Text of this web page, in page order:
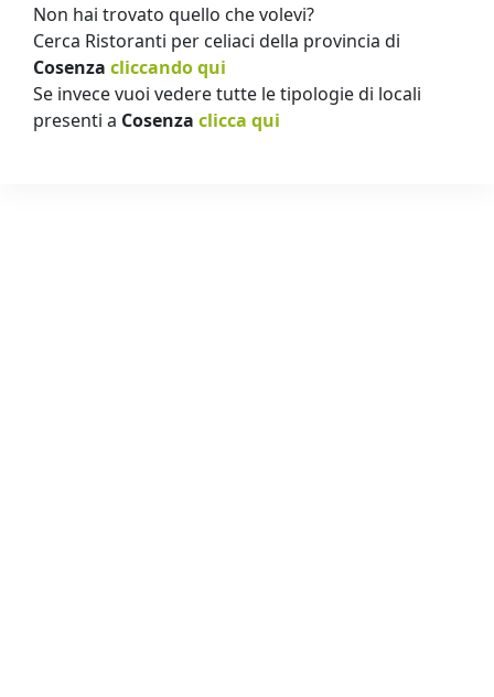
Non hai trovato quello che volevi?
Cerca Ristoranti per celiaci della provincia di
Cosenza cliccando qui
Se invece vuoi vedere tutte le tipologie di locali
presenti a Cosenza clicca qui